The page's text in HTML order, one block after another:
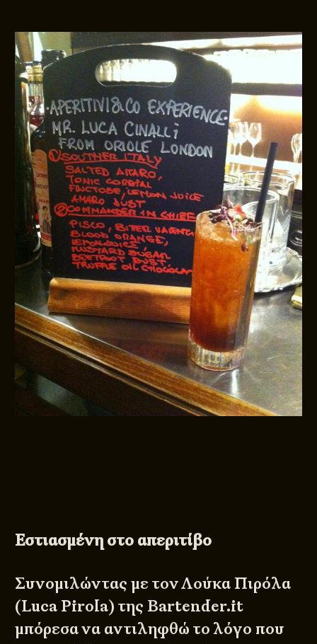
Εστιασμένη στο απεριτίβο
Συνομιλώντας με τον Λούκα Πιρόλα
(Luca Pirola) της Bartender.it
μπόρεσα να αντιληφθώ το λόγο που